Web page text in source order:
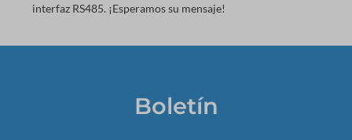
interfaz RS485. ¡Esperamos su mensaje!
Boletín